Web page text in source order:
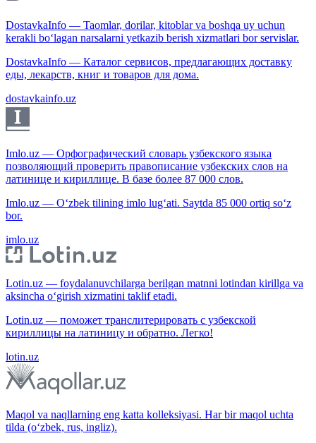
DostavkaInfo — Taomlar, dorilar, kitoblar va boshqa uy uchun
kerakli bo‘lagan narsalarni yetkazib berish xizmatlari bor servislar.
DostavkaInfo — Каталог сервисов, предлагающих доставку
еды, лекарств, книг и товаров для дома.
dostavkainfo.uz
Imlo.uz — Орфографический словарь узбекского языка
позволяющий проверить правописание узбекских слов на
латинице и кириллице. В базе более 87 000 слов.
Imlo.uz — O‘zbek tilining imlo lug‘ati. Saytda 85 000 ortiq so‘z
bor.
imlo.uz
Lotin.uz — foydalanuvchilarga berilgan matnni lotindan kirillga va
aksincha o‘girish xizmatini taklif etadi.
Lotin.uz — поможет транслитерировать с узбекской
кириллицы на латиницу и обратно. Легко!
lotin.uz
Maqol va naqllarning eng katta kolleksiyasi. Har bir maqol uchta
tilda (o‘zbek, rus, ingliz).